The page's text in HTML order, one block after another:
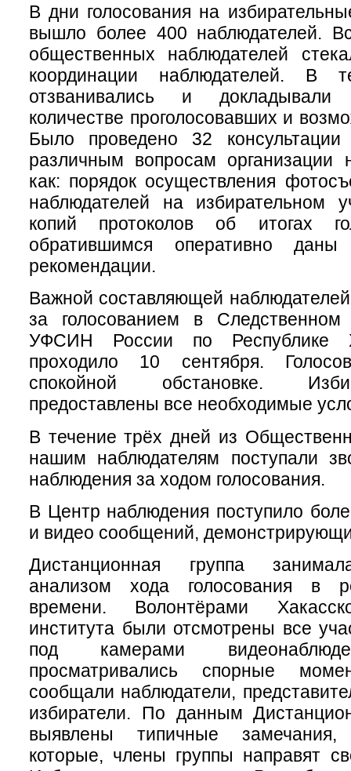
В дни голосования на
вышло более 400 наблюдателей.
общественных наблюдателей
координации наблюдателей. В
отзванивались и
количестве проголосовавших и
Было проведено 32
различным вопросам организации
как: порядок осуществления
наблюдателей на избирательном
копий протоколов об итогах
обратившимся оперативно даны
рекомендации.
Важной составляющей
за голосованием в
УФСИН России по Республике
проходило 10 сентября.
спокойной обстановке.
предоставлены все необходимые
В течение трёх дней из
нашим наблюдателям поступали
наблюдения за ходом голосования.
В Центр наблюдения поступило
и видео сообщений,
Дистанционная группа
анализом хода голосования в
времени. Волонтёрами
института были отсмотрены все
под камерами
просматривались спорные
сообщали наблюдатели,
избиратели. По данным
выявлены типичные замечания,
которые, члены группы направят